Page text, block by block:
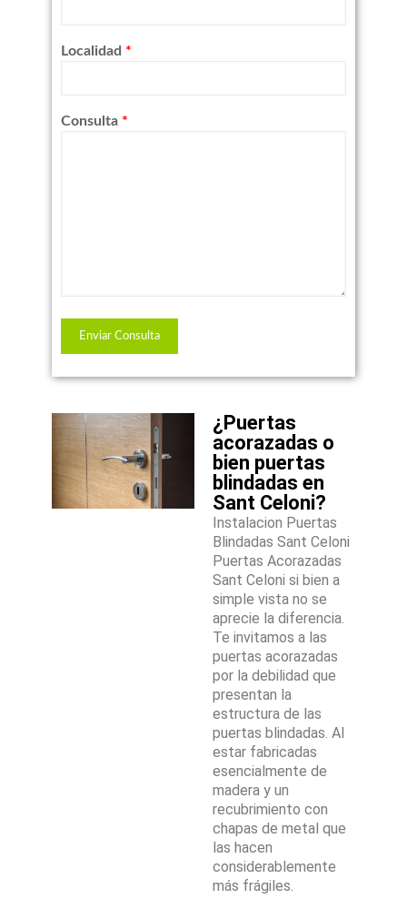
Localidad *
Consulta *
¿Puertas
acorazadas o
bien puertas
blindadas en
Sant Celoni?
Instalacion Puertas
Blindadas Sant Celoni
Puertas Acorazadas
Sant Celoni si bien a
simple vista no se
aprecie la diferencia.
Te invitamos a las
puertas acorazadas
por la debilidad que
presentan la
estructura de las
puertas blindadas. Al
estar fabricadas
esencialmente de
madera y un
recubrimiento con
chapas de metal que
las hacen
considerablemente
más frágiles.